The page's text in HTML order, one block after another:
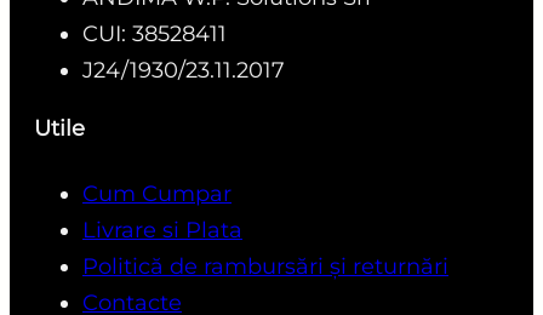
CUI: 38528411
J24/1930/23.11.2017
Utile
Cum Cumpar
Livrare si Plata
Politică de rambursări și returnări
Contacte